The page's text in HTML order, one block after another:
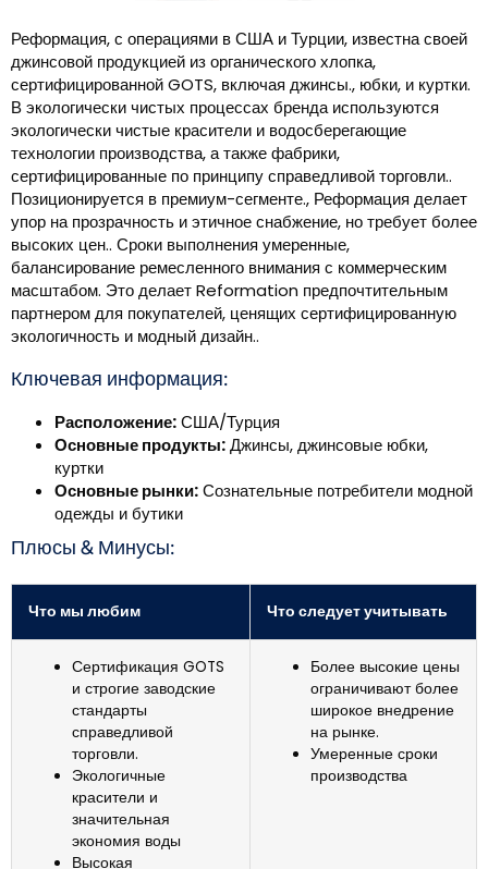
Реформация, с операциями в США и Турции, известна своей
джинсовой продукцией из органического хлопка,
сертифицированной GOTS, включая джинсы., юбки, и куртки.
В экологически чистых процессах бренда используются
экологически чистые красители и водосберегающие
технологии производства, а также фабрики,
сертифицированные по принципу справедливой торговли..
Позиционируется в премиум-сегменте., Реформация делает
упор на прозрачность и этичное снабжение, но требует более
высоких цен.. Сроки выполнения умеренные,
балансирование ремесленного внимания с коммерческим
масштабом. Это делает Reformation предпочтительным
партнером для покупателей, ценящих сертифицированную
экологичность и модный дизайн..
Ключевая информация:
Расположение:США/Турция
Основные продукты:Джинсы, джинсовые юбки,
куртки
Основные рынки:Сознательные потребители модной
одежды и бутики
Плюсы & Минусы:
Что мы любим Что следует учитывать
Сертификация GOTS
и строгие заводские
стандарты
справедливой
торговли.
Экологичные
красители и
значительная
экономия воды
Высокая
Более высокие цены
ограничивают более
широкое внедрение
на рынке.
Умеренные сроки
производства